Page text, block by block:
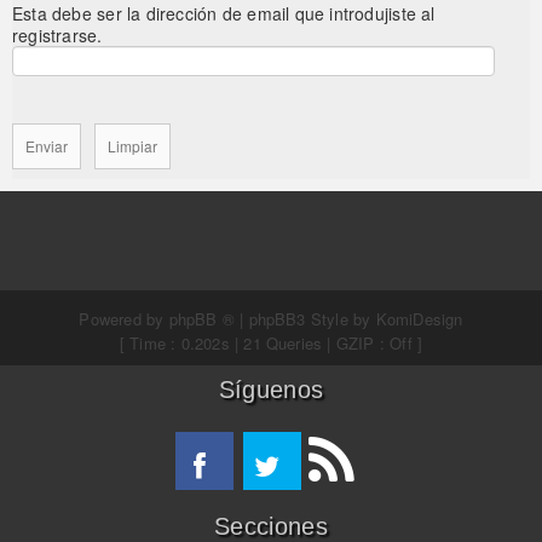
Esta debe ser la dirección de email que introdujiste al
registrarse.
Powered by phpBB ® | phpBB3 Style by KomiDesign
[ Time : 0.202s | 21 Queries | GZIP : Off ]
Síguenos
Secciones